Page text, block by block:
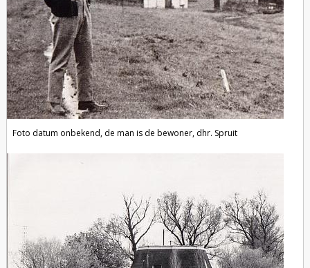
Foto datum onbekend, de man is de bewoner, dhr. Spruit